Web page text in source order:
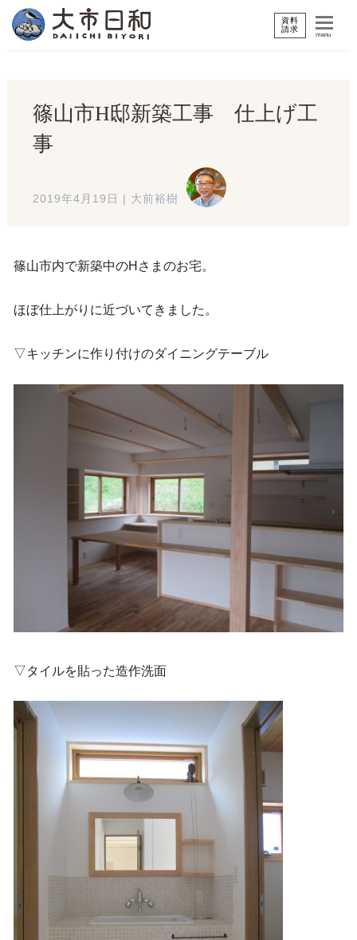
資料
請求
menu
篠山市H邸新築工事 仕上げ工
事
2019年4月19日 大前裕樹
篠山市内で新築中のHさまのお宅。
ほぼ仕上がりに近づいてきました。
▽キッチンに作り付けのダイニングテーブル
▽タイルを貼った造作洗面